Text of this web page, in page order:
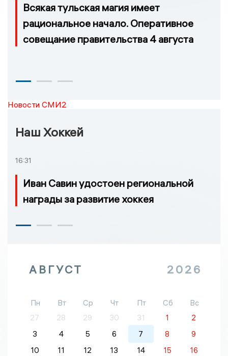
Всякая тульская магия имеет
рациональное начало. Оперативное
совещание правительства 4 августа
Новости СМИ2
Наш Хоккей
16:31
Иван Савин удостоен региональной
награды за развитие хоккея
АВГУСТ 2026
Пн Вт Ср Чт Пт Сб
Вс
27
28 29 30 31 1
2
3
4 5 6 7 8
9
10
11 12 13 14 15
16